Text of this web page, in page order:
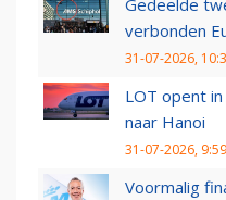
Gedeelde
verbonden
31-07-2026,
LOT opent
naar Hanoi
31-07-2026, 9:59
Voormalig